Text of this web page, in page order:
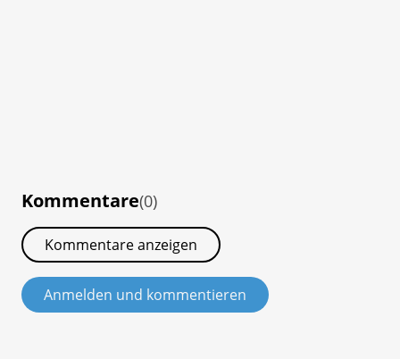
Kommentare(0)
Kommentare anzeigen
Anmelden und kommentieren